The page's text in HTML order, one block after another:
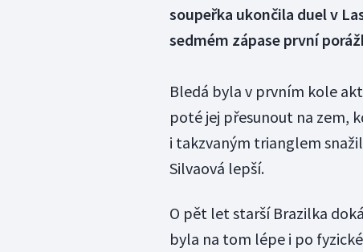
soupeřka ukončila duel v
sedmém zápase první
Bledá byla v prvním kole
poté jej přesunout na zem,
i takzvaným trianglem
Silvaová lepší.
O pět let starší Brazilka
byla na tom lépe i po